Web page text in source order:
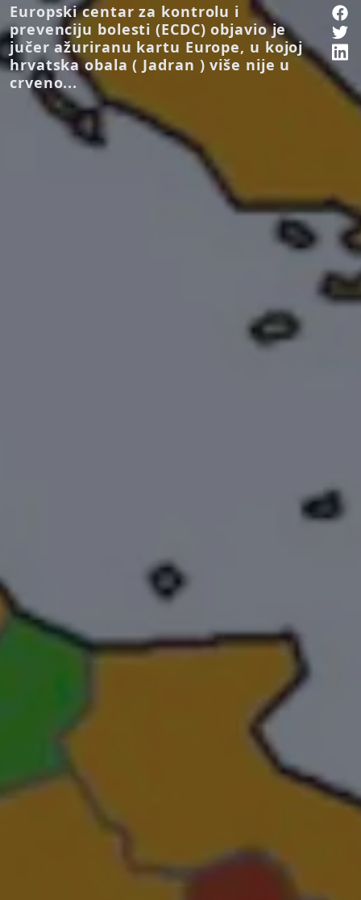
Europski centar za kontrolu i
prevenciju bolesti (ECDC) objavio je
jučer ažuriranu kartu Europe, u kojoj
hrvatska obala ( Jadran ) više nije u
crveno...